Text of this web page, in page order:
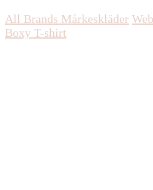
All Brands Mårkeskläder
Boxy T-shirt